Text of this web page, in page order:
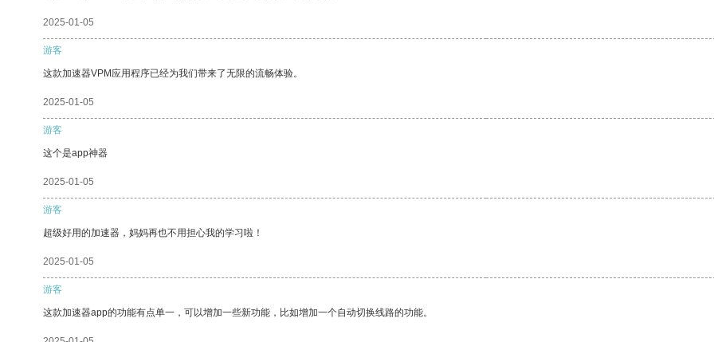
2025-01-05
游客
这款加速器VPM应用程序已经为我们带来了无限的流畅体验。
2025-01-05
游客
这个是app神器
2025-01-05
游客
超级好用的加速器，妈妈再也不用担心我的学习啦！
2025-01-05
游客
这款加速器app的功能有点单一，可以增加一些新功能，比如增加一个自动切换线路的功能。